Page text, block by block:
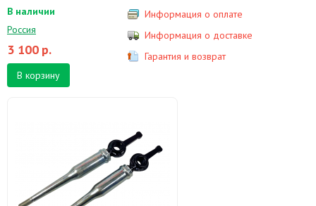
В наличии
Россия
3 100 р.
В корзину
Информация о оплате
Информация о доставке
Гарантия и возврат